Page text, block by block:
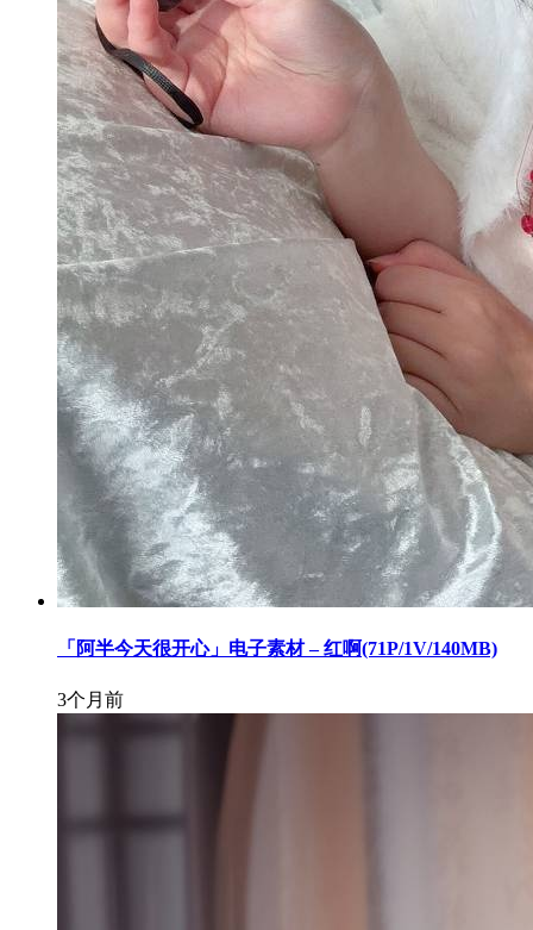
「阿半今天很开心」电子素材 – 红啊(71P/1V/140MB)
3个月前